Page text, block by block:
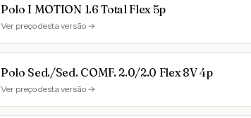
Polo I MOTION 1.6 Total Flex 5p
Ver preço desta versão →
Polo Sed./Sed. COMF. 2.0/2.0 Flex 8V 4p
Ver preço desta versão →